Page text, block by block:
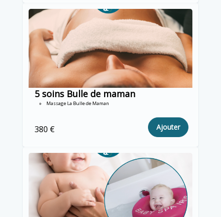
5 soins Bulle de maman
Massage La Bulle de Maman
380 € Ajouter